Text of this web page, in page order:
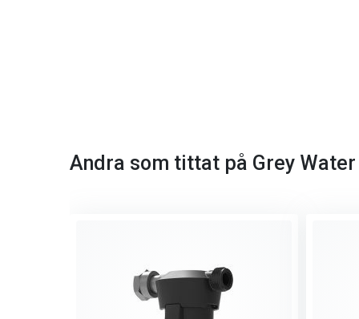
Andra som tittat på Grey